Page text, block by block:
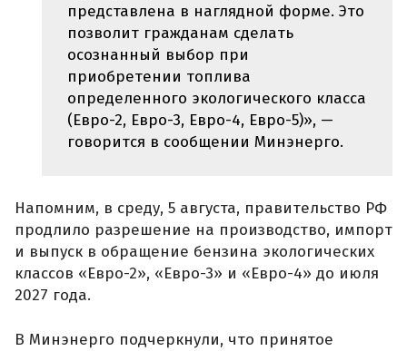
представлена в наглядной форме. Это
позволит гражданам сделать
осознанный выбор при
приобретении топлива
определенного экологического класса
(Евро-2, Евро-3, Евро-4, Евро-5)», —
говорится в сообщении Минэнерго.
Напомним, в среду, 5 августа, правительство РФ
продлило разрешение на производство, импорт
и выпуск в обращение бензина экологических
классов «Евро-2», «Евро-3» и «Евро-4» до июля
2027 года.
В Минэнерго подчеркнули, что принятое